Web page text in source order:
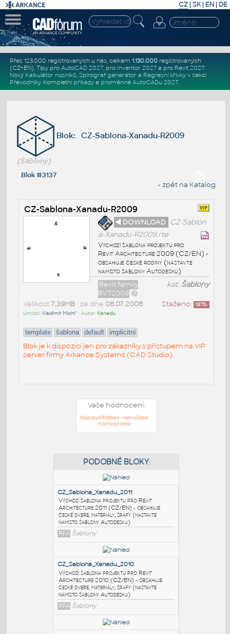
CZ | SK| EN | DE
Přes 123.000 registrovaných u nás, celkem 1.130.000registrovaných
(CZ+EN). Tipy pro AutoCAD 2027, pro Inventor 2027a pro Revit 2027.
Nový Kalkulátor nosníků, Spirograf generátor a Regresní křivkyv sekci
Převodníky. Kompletní příkazya proměnné AutoCADu 2027.
Blok: CZ-Sablona-Xanadu-R2009
(Šablony)
Blok #3137
« zpět na Katalog
CZ-Sablona-Xanadu-R2009
◄ DOWNLOAD CZ-Sablon
a-Xanadu-R2009.rte
Výchozí šablona projektu pro
Revit Architecture 2009 (CZ/EN) -
obsahuje české rodiny (nastavte
namísto šablony Autodesku)
kat:Šablony
Revit family
RVT2009
Staženo: 1875x
Velikost 7,39MB• ze dne 08.07.2008
Umístil:Vladimír Michl^ • Autor:Xanadu
template šablona default implicitní
Blok je k dispozici jen pro zákazníky s přístupem na VIP
server firmy Arkance Systems (CAD Studio).
Vaše hodnocení:
Nejste přihlášeni - nemůžete
hodnotit blok
PODOBNÉ BLOKY:
CZ_Sablona_Xanadu_2011:
Výchozí šablona projektu pro Revit
Architecture 2011 (CZ/EN) - obsahuje
české dveře, materiály, šrafy (nastavte
namísto šablony Autodesku)
Šablony